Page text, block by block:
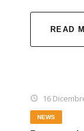
READ
16
NEWS